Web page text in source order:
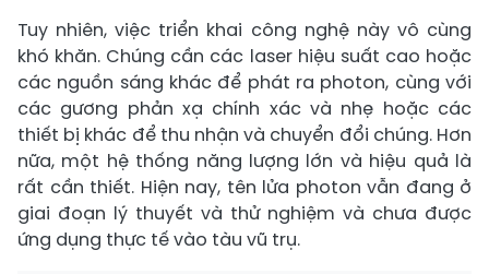
Tuy nhiên, việc triển khai công nghệ này vô cùng
khó khăn. Chúng cần các laser hiệu suất cao hoặc
các nguồn sáng khác để phát ra photon, cùng với
các gương phản xạ chính xác và nhẹ hoặc các
thiết bị khác để thu nhận và chuyển đổi chúng. Hơn
nữa, một hệ thống năng lượng lớn và hiệu quả là
rất cần thiết. Hiện nay, tên lửa photon vẫn đang ở
giai đoạn lý thuyết và thử nghiệm và chưa được
ứng dụng thực tế vào tàu vũ trụ.